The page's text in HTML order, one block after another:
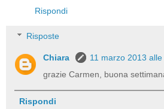
Rispondi
Risposte
Chiara
11 marzo 2013
grazie Carmen, buona
Rispondi